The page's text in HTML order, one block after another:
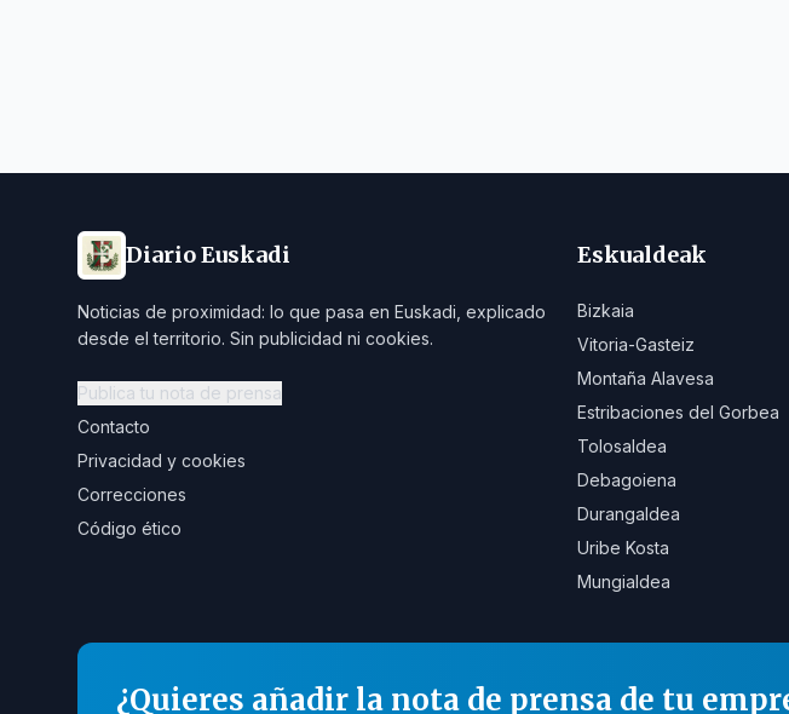
Diario Euskadi
Noticias de proximidad: lo que pasa en Euskadi, explicado
desde el territorio. Sin publicidad ni cookies.
Publica tu nota de prensa
Contacto
Privacidad y cookies
Correcciones
Código ético
Eskualdeak
Bizkaia
Vitoria-Gasteiz
Montaña Alavesa
Estribaciones del Gorbea
Tolosaldea
Debagoiena
Durangaldea
Uribe Kosta
Mungialdea
¿Quieres añadir la nota de prensa de tu